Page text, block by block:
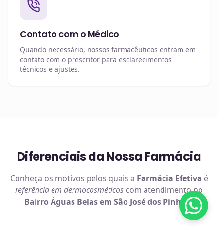
Contato com o Médico
Quando necessário, nossos farmacêuticos entram em
contato com o prescritor para esclarecimentos
técnicos e ajustes.
Diferenciais da Nossa Farmácia
Conheça os motivos pelos quais a Farmácia Efetiva é
referência em dermocosméticos com atendimento no
Bairro Águas Belas em São José dos Pinhais.